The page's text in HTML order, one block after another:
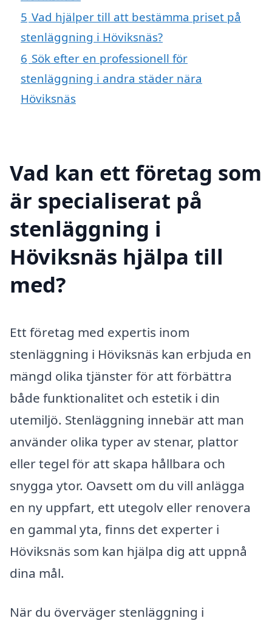
5 Vad hjälper till att bestämma priset på
stenläggning i Höviksnäs?
6 Sök efter en professionell för
stenläggning i andra städer nära
Höviksnäs
Vad kan ett företag som
är specialiserat på
stenläggning i
Höviksnäs hjälpa till
med?
Ett företag med expertis inom
stenläggning i Höviksnäs kan erbjuda en
mängd olika tjänster för att förbättra
både funktionalitet och estetik i din
utemiljö. Stenläggning innebär att man
använder olika typer av stenar, plattor
eller tegel för att skapa hållbara och
snygga ytor. Oavsett om du vill anlägga
en ny uppfart, ett utegolv eller renovera
en gammal yta, finns det experter i
Höviksnäs som kan hjälpa dig att uppnå
dina mål.
När du överväger stenläggning i